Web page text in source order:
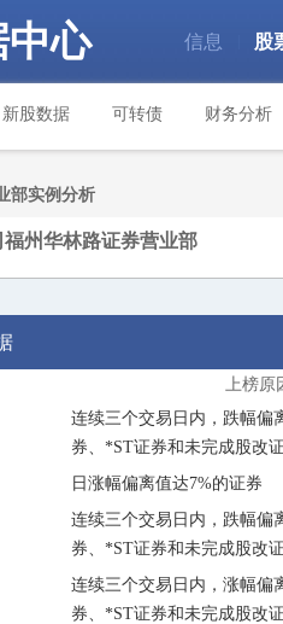
心 信息 股
新股数据 可转债 财务分析
部实例分析
州华林路证券营业部
上榜原
连续三个交易日内，跌幅偏
券、*ST证券和未完成股改
日涨幅偏离值达7%的证券
连续三个交易日内，跌幅偏
券、*ST证券和未完成股改
连续三个交易日内，涨幅偏
券、*ST证券和未完成股改